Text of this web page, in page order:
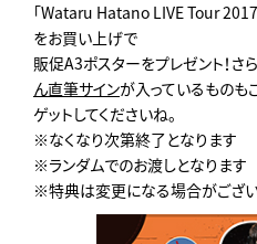
「Wataru Hatano LIVE Tour
をお買い上げで
販促A3ポスターをプレゼント！さ
ん直筆サインが入っているものも
ゲットしてくださいね。
※なくなり次第終了となります
※ランダムでのお渡しとなります
※特典は変更になる場合がござ